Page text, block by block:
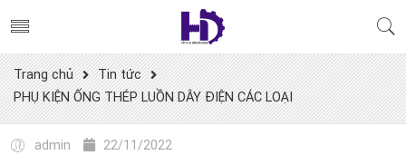
Trang chủ
Tin tức
PHỤ KIỆN ỐNG THÉP LUỒN DÂY ĐIỆN CÁC LOẠI
admin 22/11/2022